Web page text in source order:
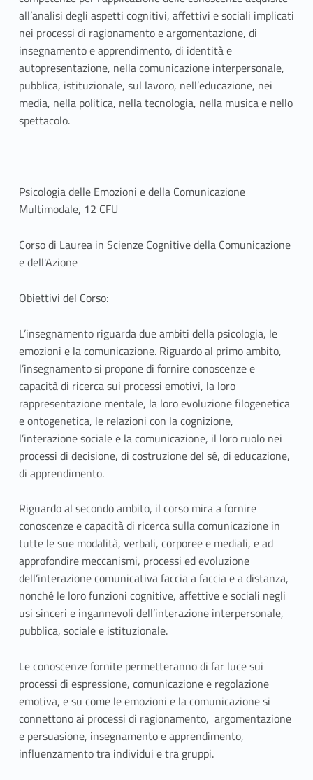
all’analisi degli aspetti cognitivi, affettivi e sociali implicati
nei processi di ragionamento e argomentazione, di
insegnamento e apprendimento, di identità e
autopresentazione, nella comunicazione interpersonale,
pubblica, istituzionale, sul lavoro, nell’educazione, nei
media, nella politica, nella tecnologia, nella musica e nello
spettacolo.
Psicologia delle Emozioni e della Comunicazione
Multimodale, 12 CFU
Corso di Laurea in Scienze Cognitive della Comunicazione
e dell'Azione
Obiettivi del Corso:
L’insegnamento riguarda due ambiti della psicologia, le
emozioni e la comunicazione. Riguardo al primo ambito,
l’insegnamento si propone di fornire conoscenze e
capacità di ricerca sui processi emotivi, la loro
rappresentazione mentale, la loro evoluzione filogenetica
e ontogenetica, le relazioni con la cognizione,
l’interazione sociale e la comunicazione, il loro ruolo nei
processi di decisione, di costruzione del sé, di educazione,
di apprendimento.
Riguardo al secondo ambito, il corso mira a fornire
conoscenze e capacità di ricerca sulla comunicazione in
tutte le sue modalità, verbali, corporee e mediali, e ad
approfondire meccanismi, processi ed evoluzione
dell’interazione comunicativa faccia a faccia e a distanza,
nonché le loro funzioni cognitive, affettive e sociali negli
usi sinceri e ingannevoli dell’interazione interpersonale,
pubblica, sociale e istituzionale.
Le conoscenze fornite permetteranno di far luce sui
processi di espressione, comunicazione e regolazione
emotiva, e su come le emozioni e la comunicazione si
connettono ai processi di ragionamento, argomentazione
e persuasione, insegnamento e apprendimento,
influenzamento tra individui e tra gruppi.